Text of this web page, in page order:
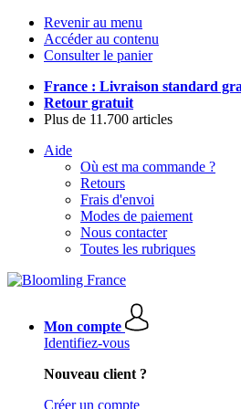
Revenir au menu
Accéder au contenu
Consulter le panier
France : Livraison standard
Retour gratuit
Plus de 11.700 articles
Aide
Où est ma commande ?
Retours
Frais d'envoi
Modes de paiement
Nous contacter
Toutes les rubriques
Mon compte
Identifiez-vous
Nouveau client ?
Créer un compte